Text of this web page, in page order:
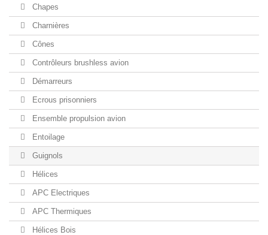
Chapes
Charnières
Cônes
Contrôleurs brushless avion
Démarreurs
Ecrous prisonniers
Ensemble propulsion avion
Entoilage
Guignols
Hélices
APC Electriques
APC Thermiques
Hélices Bois